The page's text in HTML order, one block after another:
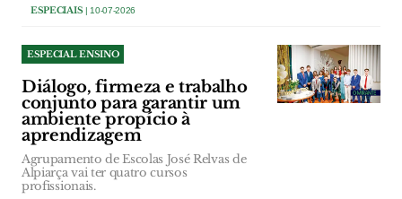
ESPECIAIS| 10-07-2026
ESPECIAL ENSINO
Diálogo, firmeza e trabalho
conjunto para garantir um
ambiente propício à
aprendizagem
Agrupamento de Escolas José Relvas de
Alpiarça vai ter quatro cursos
profissionais.